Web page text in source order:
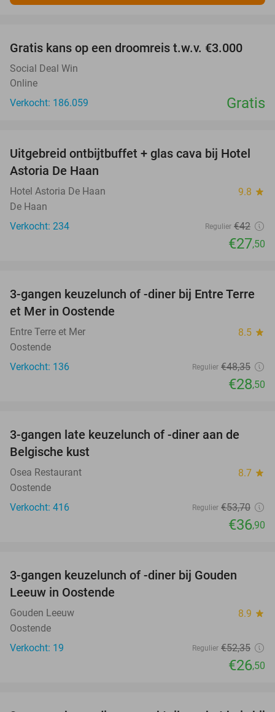
Gratis kans op een droomreis t.w.v. €3.000
Social Deal Win
Online
Verkocht: 186.059
Gratis
35%
Uitgebreid ontbijtbuffet + glas cava bij Hotel
Astoria De Haan
Hotel Astoria De Haan 9.8 star
De Haan
Verkocht: 234
Regulier €42
€27,50
41%
3-gangen keuzelunch of -diner bij Entre Terre
et Mer in Oostende
Entre Terre et Mer 8.5 star
Oostende
Verkocht: 136
Regulier €48,35
€28,50
31%
3-gangen late keuzelunch of -diner aan de
Belgische kust
Osea Restaurant 8.7 star
Oostende
Verkocht: 416
Regulier €53,70
€36,90
3-gangen keuzelunch of -diner bij Gouden
Leeuw in Oostende
Gouden Leeuw 8.9 star
Oostende
Verkocht: 19
Regulier €52,35
€26,50